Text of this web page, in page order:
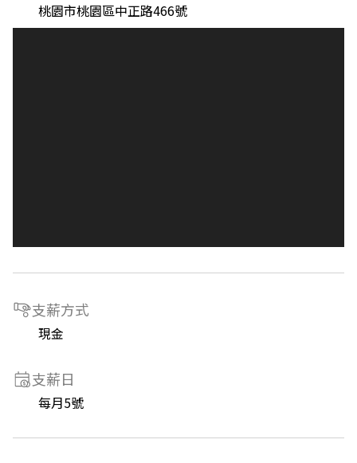
桃園市桃園區中正路466號
支薪方式
現金
支薪日
每月5號